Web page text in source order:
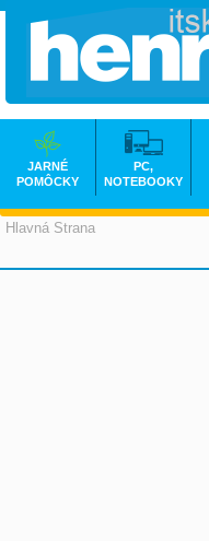
Hlavná Strana
JARNÉ
POMÔCKY
PC,
NOTEBOOKY